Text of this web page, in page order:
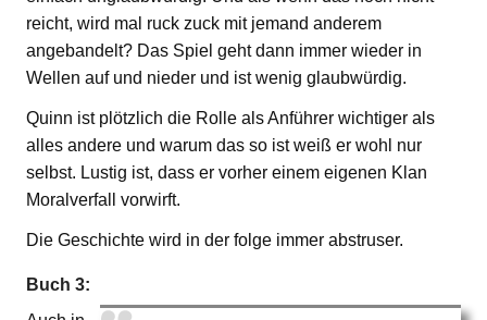
reicht, wird mal ruck zuck mit jemand anderem
angebandelt? Das Spiel geht dann immer wieder in
Wellen auf und nieder und ist wenig glaubwürdig.
Quinn ist plötzlich die Rolle als Anführer wichtiger als
alles andere und warum das so ist weiß er wohl nur
selbst. Lustig ist, dass er vorher einem eigenen Klan
Moralverfall vorwirft.
Die Geschichte wird in der folge immer abstruser.
Buch 3: